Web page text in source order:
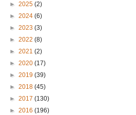
► 2025 (2)
► 2024 (6)
► 2023 (3)
► 2022 (8)
► 2021 (2)
► 2020 (17)
► 2019 (39)
► 2018 (45)
► 2017 (130)
► 2016 (196)